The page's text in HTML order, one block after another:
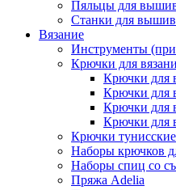
Пяльцы для
Станки для
Вязание
Инструменты
Крючки для
Крючки для
Крючки для
Крючки для
Крючки для
Крючки тунисские
Наборы крючков
Наборы спиц со
Пряжа Adelia